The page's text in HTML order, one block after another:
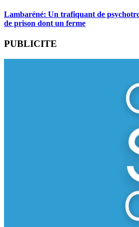
Lambaréné: Un trafiquant de
de prison dont un ferme
PUBLICITE